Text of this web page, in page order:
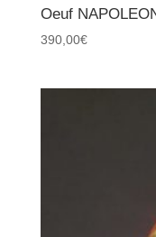
Oeuf
390,00€